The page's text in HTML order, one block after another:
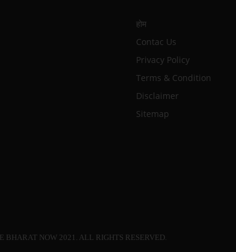
होम
Contac Us
Privacy Policy
Terms & Condition
Disclaimer
Sitemap
BHARAT NOW 2021. ALL RIGHTS RESERVED.